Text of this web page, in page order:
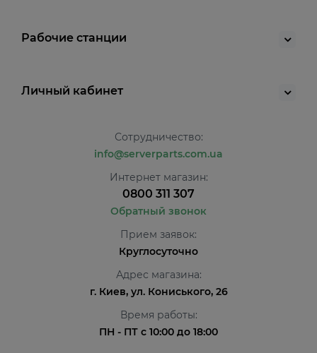
Рабочие станции
Личный кабинет
Сотрудничество:
info@serverparts.com.ua
Интернет магазин:
0800 311 307
Обратный звонок
Прием заявок:
Круглосуточно
Адрес магазина:
г. Киев, ул. Кониського, 26
Время работы:
ПН - ПТ с 10:00 до 18:00